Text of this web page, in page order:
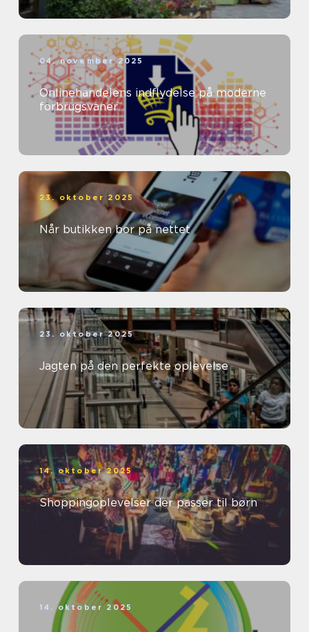
04. november 2025
Onlinehandelens indflydelse på moderne
forbrugsvaner
23. oktober 2025
Når butikken bor på nettet
23. oktober 2025
Jagten på den perfekte oplevelse
14. oktober 2025
Shoppingoplevelser der passer til børn
14. oktober 2025